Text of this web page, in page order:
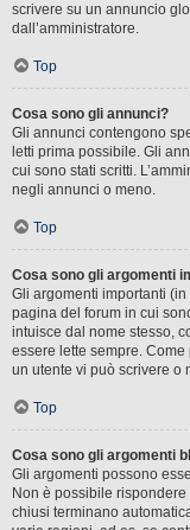
scrivere su un annuncio
dall’amministratore.
Top
Cosa sono gli annunci?
Gli annunci contengono
letti prima possibile. Gli
cui sono stati scritti.
negli annunci o meno.
Top
Cosa sono gli argomenti
Gli argomenti importanti
pagina del forum in cui
intuisce dal nome stesso,
essere lette sempre.
un utente vi può scrivere o
Top
Cosa sono gli argomenti
Gli argomenti possono
Non è possibile
chiusi terminano